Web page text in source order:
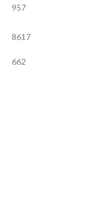
957
8617
662